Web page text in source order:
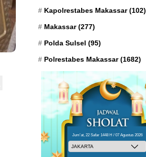
Kapolrestabes Makassar(102)
Makassar(277)
Polda Sulsel (95)
Polrestabes Makassar(1682)
Jum'at, 22 Safar 1448 H / 07 Agustus 2026